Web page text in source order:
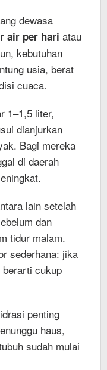
dewasa
air per hari atau
kebutuhan
usia, berat
cuaca.
1–1,5 liter,
dianjurkan
Bagi mereka
di daerah
lain setelah
dan
tidur malam.
sederhana: jika
berarti cukup
penting
haus,
sudah mulai